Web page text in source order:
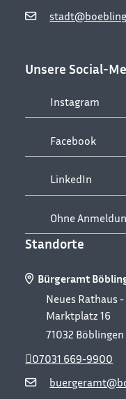
Unsere Social-
Instagram
Facebook
LinkedIn
Ohne
Standorte
Bürgeramt
Neues Rathaus -
Marktplatz 16
71032 Böblingen
07031 669-9900